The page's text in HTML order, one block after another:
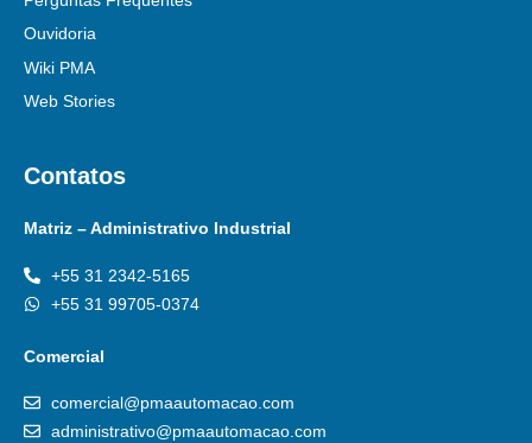
Ouvidoria
Wiki PMA
Web Stories
Contatos
Matriz – Administrativo Industrial
+55 31 2342-5165
+55 31 99705-0374
Comercial
comercial@pmaautomacao.com
administrativo@pmaautomacao.com